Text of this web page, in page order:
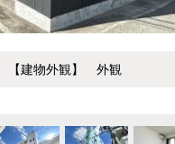
【建物外観】 外観